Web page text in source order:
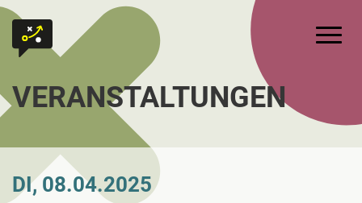
Zum Inhalt springen
Zur Startseite
VERANSTALTUNGEN
DI, 08.04.2025